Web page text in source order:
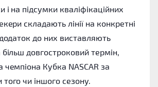
і на підсумки кваліфікаційних
складають лінії на конкретні
до них виставляють
більш довгостроковий термін,
чемпіона Кубка NASCAR за
того чи іншого сезону.